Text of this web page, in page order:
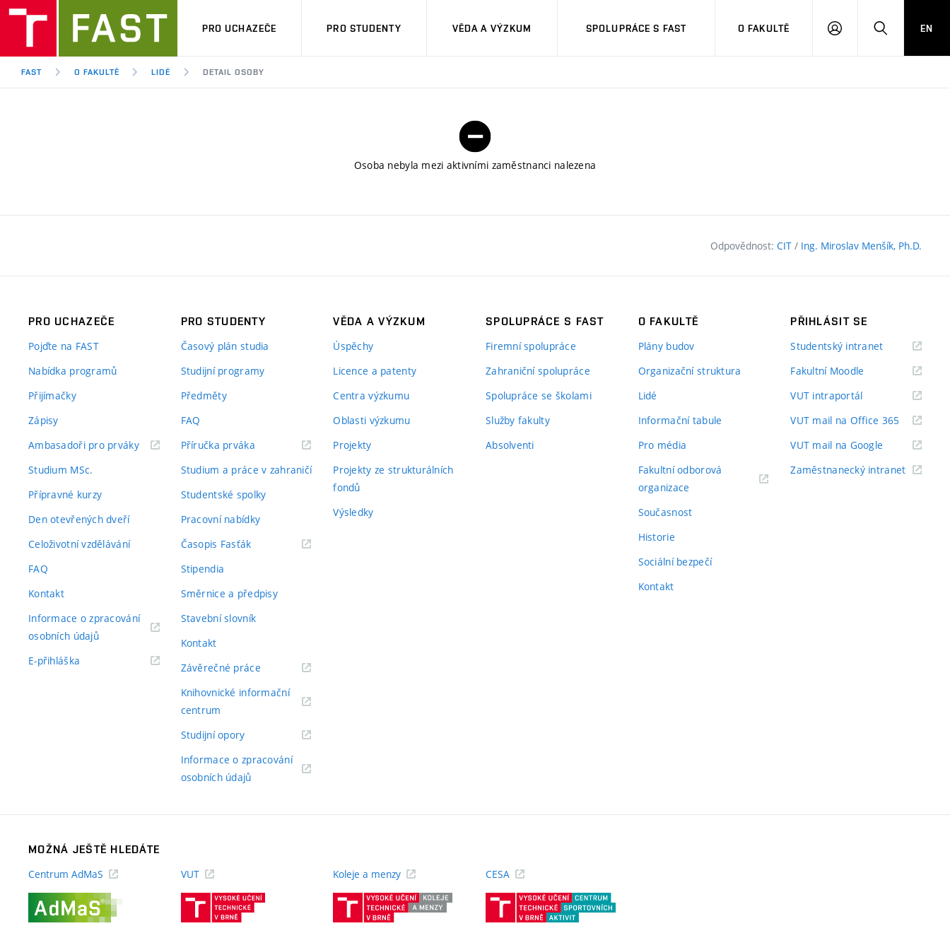
PRO UCHAZEČE PRO STUDENTY VĚDA A VÝZKUM SPOLUPRÁCE S FAST O FAKULTĚ
PŘIHLÁSITHLEDAT
EN
FAST O FAKULTĚ LIDÉ DETAIL OSOBY
Osoba nebyla mezi aktivními zaměstnanci nalezena
Odpovědnost: CIT / Ing. Miroslav Menšík, Ph.D.
PRO UCHAZEČE
Pojďte na FAST
Nabídka programů
Přijímačky
Zápisy
Ambasadoři pro prváky(externí
Studium MSc.
Přípravné kurzy
Den otevřených dveří
Celoživotní vzdělávání
FAQ
Kontakt
Informace o zpracování
osobních údajů(externí
E-přihláška
PRO STUDENTY
Časový plán studia
Studijní programy
Předměty
FAQ
Příručka prváka(externí
Studium a práce v zahraničí
Studentské spolky
Pracovní nabídky
Časopis Fasťák(externí
Stipendia
Směrnice a předpisy
Stavební slovník
Kontakt
Závěrečné práce(externí
Knihovnické informační
centrum
Studijní opory(externí
Informace o zpracování
osobních údajů(externí
VĚDA A VÝZKUM
Úspěchy
Licence a patenty
Centra výzkumu
Oblasti výzkumu
Projekty
Projekty ze strukturálních
fondů
Výsledky
SPOLUPRÁCE S FAST
Firemní spolupráce
Zahraniční spolupráce
Spolupráce se školami
Služby fakulty
Absolventi
O FAKULTĚ
Plány budov
Organizační struktura
Lidé
Informační tabule
Pro média
Fakultní odborová
organizace
Současnost
Historie
Sociální bezpečí
Kontakt
PŘIHLÁSIT SE
Studentský intranet(externí
Fakultní Moodle
VUT intraportál(externí
VUT mail na Office 365 (externí
VUT mail na Google (externí
Zaměstnanecký intranet(externí
MOŽNÁ JEŠTĚ HLEDÁTE
Centrum AdMaS
VUT
(externí
Koleje a menzy
(externí
CESA